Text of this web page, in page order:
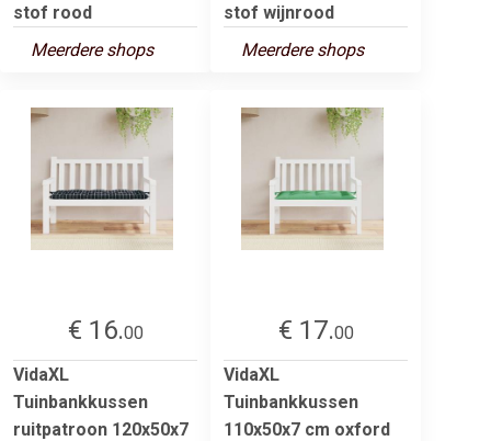
stof rood
Meerdere shops
stof wijnrood
Meerdere shops
€ 16.00
VidaXL
Tuinbankkussen
ruitpatroon 120x50x7
€ 17.00
VidaXL
Tuinbankkussen
110x50x7 cm oxford